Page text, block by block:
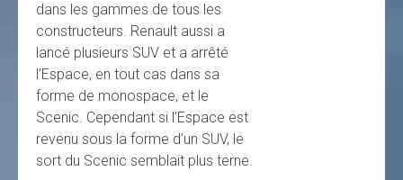
dans les gammes de tous les
constructeurs. Renault aussi a
lancé plusieurs SUV et a arrêté
l’Espace, en tout cas dans sa
forme de monospace, et le
Scenic. Cependant si l’Espace est
revenu sous la forme d’un SUV, le
sort du Scenic semblait plus terne.